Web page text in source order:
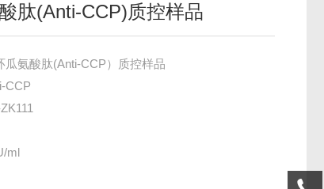
肽(Anti-CCP)质控样品
瓜氨酸肽(Anti-CCP）质控样品
CCP
ml